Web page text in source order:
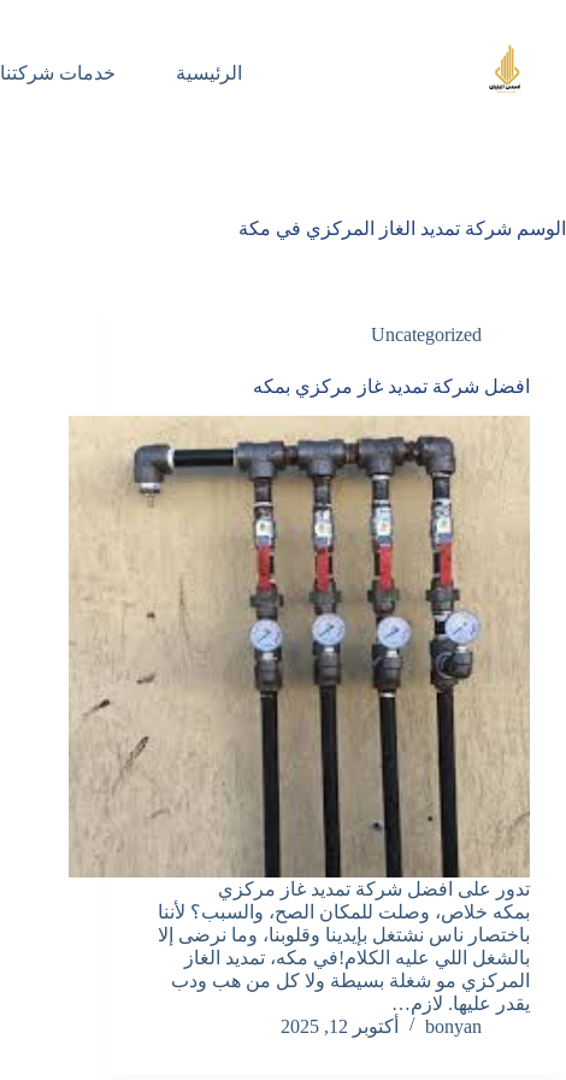
المحتوى
الرئيسية خدمات شركتنا
الوسم شركة تمديد الغاز المركزي في مكة
Uncategorized
افضل شركة تمديد غاز مركزي بمكه
تدور على افضل شركة تمديد غاز مركزي
بمكه خلاص، وصلت للمكان الصح، والسبب؟ لأننا
باختصار ناس نشتغل بإيدينا وقلوبنا، وما نرضى إلا
بالشغل اللي عليه الكلام!في مكه، تمديد الغاز
المركزي مو شغلة بسيطة ولا كل من هب ودب
يقدر عليها. لازم…
bonyan
أكتوبر 12, 2025